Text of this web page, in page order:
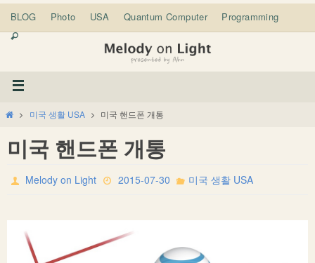
BLOG Photo USA Quantum Computer Programming
미국 생활 USA 미국 핸드폰 개통
미국 핸드폰 개통
Melody on Light 2015-07-30 미국 생활 USA